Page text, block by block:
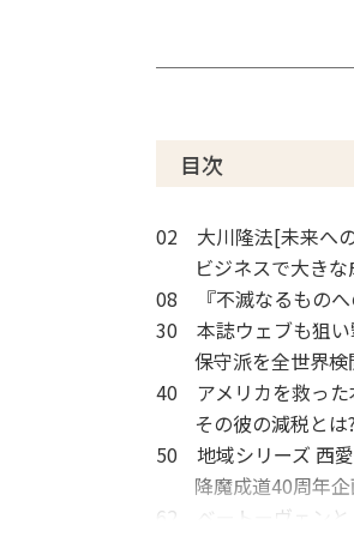
目次
02 大川隆法[未来へ
ビジネスで大きな
08 『不滅なるものへ
30 本誌ウェブも狙
保守派を全世界検
40 アメリカを救った
その彼の減税とは
50 地域シリーズ 西
降魔成道40周年企
62 ベートーヴェン